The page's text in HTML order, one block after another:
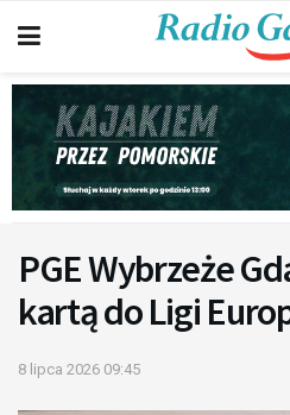
PGE Wybrzeże
kartą do Ligi
8 lipca 2026 09:45